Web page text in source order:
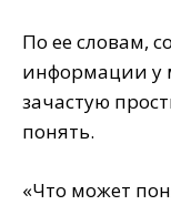
По ее словам,
информации у
зачастую
понять.
«Что может